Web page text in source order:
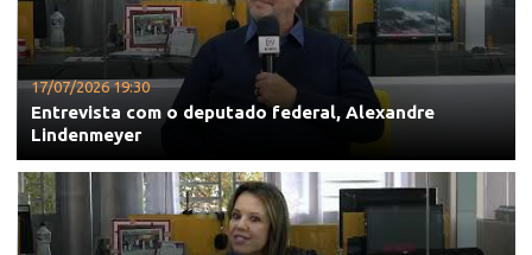
17/07/2026 19:30
Entrevista com o deputado federal, Alexandre
Lindenmeyer